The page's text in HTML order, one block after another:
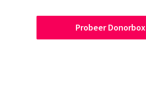
Probeer Donorbox